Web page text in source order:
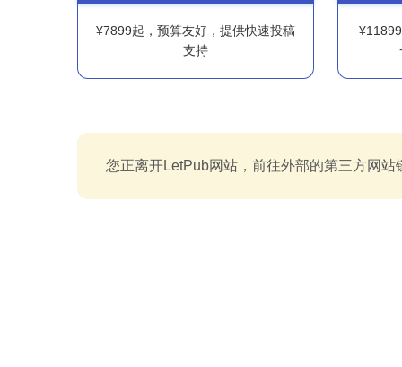
¥7899起，预算友好，提供快速投稿
支持
您正离开LetPub网站，前往外部的第三方网